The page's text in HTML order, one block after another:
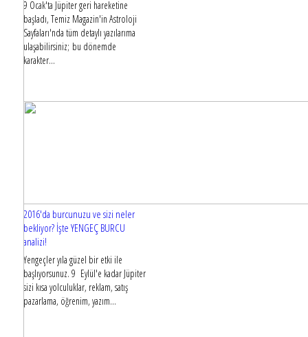
9 Ocak'ta Jüpiter geri hareketine
başladı, Temiz Magazin'in Astroloji
Sayfaları'nda tüm detaylı yazılarıma
ulaşabilirsiniz; bu dönemde
karakter...
2016'da burcunuzu ve sizi neler
bekliyor? İşte YENGEÇ BURCU
analizi!
Yengeçler yıla güzel bir etki ile
başlıyorsunuz. 9 Eylül'e kadar Jüpiter
sizi kısa yolculuklar, reklam, satış
pazarlama, öğrenim, yazım...